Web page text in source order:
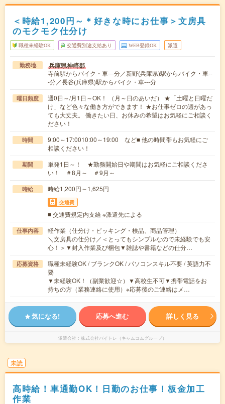
＜時給1,200円～＊好きな時にお仕事＞文房具
のモクモク仕分け
職種未経験OK 交通費別途支給あり WEB登録OK 派遣
勤務地 兵庫県神崎郡
寺前駅からバイク・車---分／新野(兵庫県)駅からバイク・車--
-分／長谷(兵庫県)駅からバイク・車---分
曜日頻度
週0日～/月1日～OK！ （月～日のあいだ） ★「土曜と日曜だ
け」など色々な働き方ができます！ ★お仕事ゼロの週があっ
ても大丈夫。 働きたい日、お休みの希望はお気軽にご相談く
ださい！
時間
9:00～17:0010:00～19:00 など■ 他の時間帯もお気軽にご
相談ください！
期間
単発1日～！ ★勤務開始日や期間はお気軽にご相談くださ
い！ ＃8月～ ＃9月～
時給 時給1,200円～1,625円
交通費
■ 交通費規定内支給 ※派遣先による
仕事内容
軽作業（仕分け・ピッキング・検品、商品管理）
＼文房具の仕分け／＜とってもシンプルなので未経験でも安
心！＞▼封入作業及び梱包▼雑誌や書籍などの仕分…
応募資格
職種未経験OK / ブランクOK / パソコンスキル不要 / 英語力不
要
▼未経験OK！（副業歓迎☆）▼高校生不可▼携帯電話をお
持ちの方（業務連絡に使用）※応募後のご連絡はメ…
気になる! 応募へ進む 詳しく見る
派遣会社 株式会社バイトレ（キャムコムグループ）
未読
高時給！車通勤OK！日勤のお仕事！板金加工
作業